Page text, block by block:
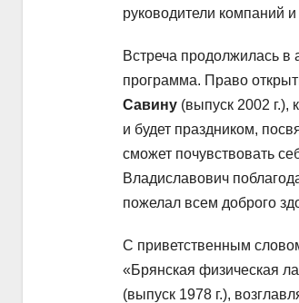
руководители компаний
Встреча продолжилась в
программа. Право
Савину (выпуск 2002 г.),
и будет праздником,
сможет почувствовать
Владиславович
пожелал всем доброго
С приветственным
«Брянская физическая
(выпуск 1978 г.),